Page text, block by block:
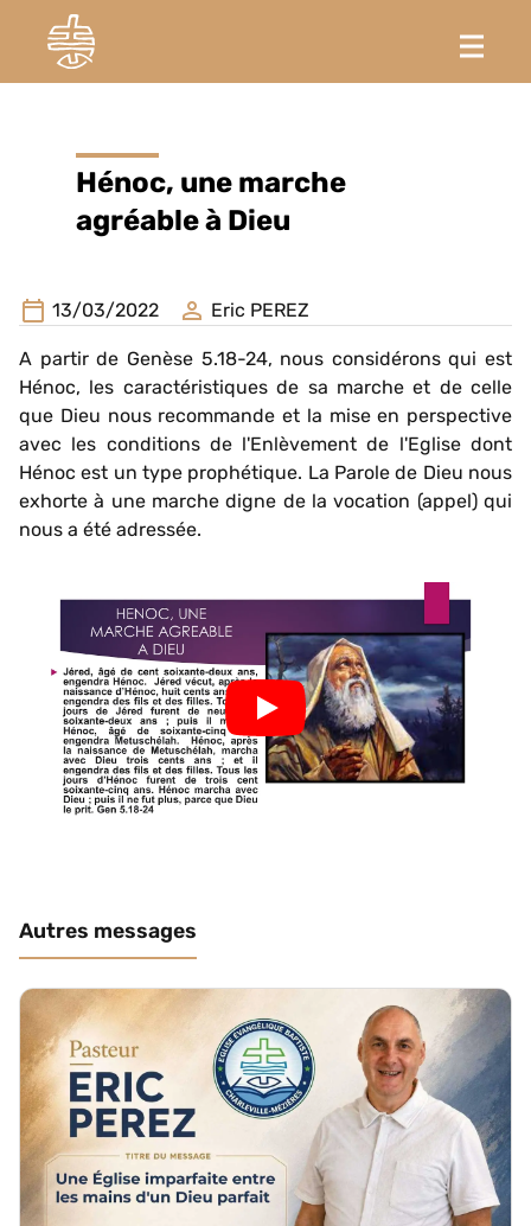
Hénoc, une marche
agréable à Dieu
13/03/2022 Eric PEREZ
A partir de Genèse 5.18-24, nous considérons qui est
Hénoc, les caractéristiques de sa marche et de celle
que Dieu nous recommande et la mise en perspective
avec les conditions de l'Enlèvement de l'Eglise dont
Hénoc est un type prophétique. La Parole de Dieu nous
exhorte à une marche digne de la vocation (appel) qui
nous a été adressée.
Autres messages